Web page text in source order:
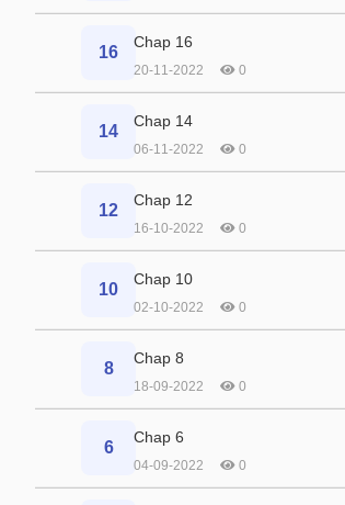
16
Chap 16
20-11-2022 0
14
Chap 14
06-11-2022 0
12
Chap 12
16-10-2022 0
10
Chap 10
02-10-2022 0
8
Chap 8
18-09-2022 0
6
Chap 6
04-09-2022 0